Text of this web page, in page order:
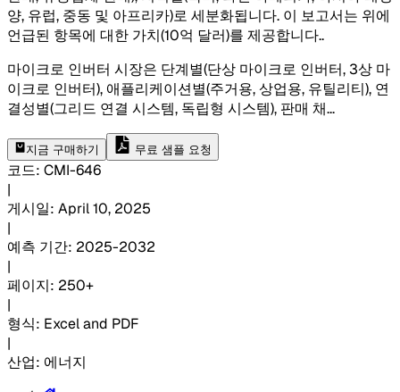
양, 유럽, 중동 및 아프리카)로 세분화됩니다. 이 보고서는 위에
언급된 항목에 대한 가치(10억 달러)를 제공합니다..
마이크로 인버터 시장은 단계별(단상 마이크로 인버터, 3상 마
이크로 인버터), 애플리케이션별(주거용, 상업용, 유틸리티), 연
결성별(그리드 연결 시스템, 독립형 시스템), 판매 채...
지금 구매하기 무료 샘플 요청
코드: CMI-646
|
게시일: April 10, 2025
|
예측 기간: 2025-2032
|
페이지: 250+
|
형식: Excel and PDF
|
산업: 에너지